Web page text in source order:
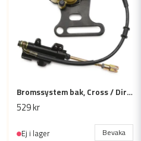
Bromssystem bak, Cross / Dirtbike / Fiddy 125cc-250cc
529 kr
Ej i lager Bevaka